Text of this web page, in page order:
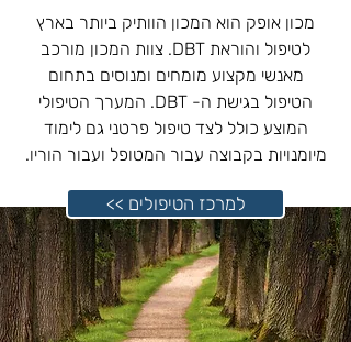
מכון אופק הוא המכון הוותיק ביותר בארץ
לטיפול והוראת DBT. צוות המכון מורכב
מאנשי מקצוע מומחים ומנוסים בתחום
הטיפול בגישת ה- DBT. המערך הטיפולי
המוצע כולל לצד טיפול פרטני גם לימוד
מיומנויות בקבוצה עבור המטופל ועבור הוריו.
<< למרכז הטיפולים